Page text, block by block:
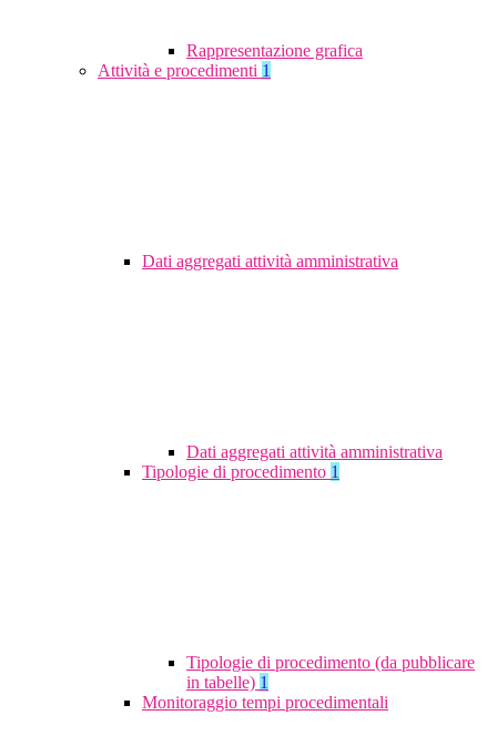
Rappresentazione grafica
Attività e procedimenti 1
Dati aggregati attività amministrativa
Dati aggregati attività amministrativa
Tipologie di procedimento 1
Tipologie di procedimento (da pubblicare
in tabelle) 1
Monitoraggio tempi procedimentali